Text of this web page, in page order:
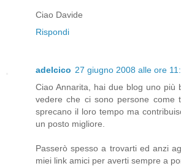
Ciao Davide
Rispondi
adelcico 27 giugno 2008 alle ore
Ciao Annarita, hai due blog uno più
vedere che ci sono persone come
sprecano il loro tempo ma
un posto migliore.
Passerò spesso a trovarti ed anzi
miei link amici per averti sempre a